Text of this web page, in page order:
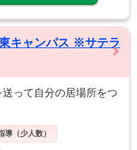
キャンパス ※サテラ
って自分の居場所をつ
導（少人数）